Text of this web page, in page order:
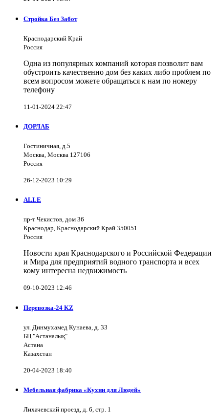
Стройка Без Забот
Краснодарский Край
Россия
Одна из популярных компаний которая позволит вам
обустроить качественно дом без каких либо проблем по
всем вопросом можете обращаться к нам по номеру
телефону
11-01-2024 22:47
ДОРЛАБ
Гостиничная, д.5
Москва, Москва 127106
Россия
26-12-2023 10:29
ALLE
пр-т Чекистов, дом 36
Краснодар, Краснодарский Край 350051
Россия
Новости края Краснодарского и Российской Федерации
и Мира для предприятий водного транспорта и всех
кому интересна недвижимость
09-10-2023 12:46
Перевозка-24 KZ
ул. Динмухамед Кунаева, д. 33
БЦ "Астаналық"
Астана
Казахстан
20-04-2023 18:40
Мебельная фабрика «Кухни для Людей»
Лихачевский проезд, д. 6, стр. 1